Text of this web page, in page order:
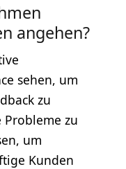
angehen?
sehen, um
zu
Probleme zu
um
Kunden